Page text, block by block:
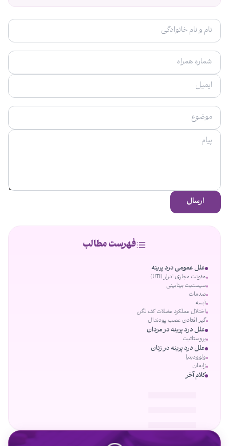
ارسال
فهرست مطالب
علل عمومی درد پرینه
عفونت مجاری ادرار (UTI)
سیستیت بینابینی
صدمات
آبسه
اختلال عملکرد عضلات کف لگن
گیر افتادن عصب پودندال
علل درد پرینه در مردان
پروستاتیت
علل درد پرینه در زنان
ولوودینیا
زایمان
کلام آخر